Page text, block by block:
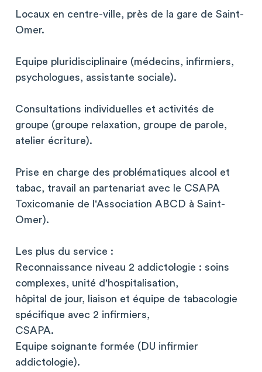
Locaux en centre-ville, près de la gare de Saint-
Omer.
Equipe pluridisciplinaire (médecins, infirmiers,
psychologues, assistante sociale).
Consultations individuelles et activités de
groupe (groupe relaxation, groupe de parole,
atelier écriture).
Prise en charge des problématiques alcool et
tabac, travail an partenariat avec le CSAPA
Toxicomanie de l'Association ABCD à Saint-
Omer).
Les plus du service :
Reconnaissance niveau 2 addictologie : soins
complexes, unité d'hospitalisation,
hôpital de jour, liaison et équipe de tabacologie
spécifique avec 2 infirmiers,
CSAPA.
Equipe soignante formée (DU infirmier
addictologie).